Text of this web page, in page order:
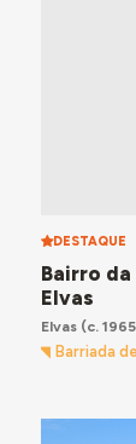
DESTAQUE
Bairro
Elvas
Elvas(c.
Barriada